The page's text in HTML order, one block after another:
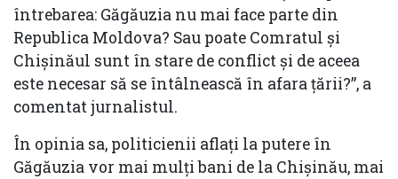
întrebarea: Găgăuzia nu mai face parte din
Republica Moldova? Sau poate Comratul și
Chișinăul sunt în stare de conflict și de aceea
este necesar să se întâlnească în afara țării?”, a
comentat jurnalistul.
În opinia sa, politicienii aflați la putere în
Găgăuzia vor mai mulți bani de la Chișinău, mai